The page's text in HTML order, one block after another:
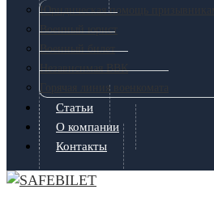
Юридическая помощь призывникам
Военный юрист
Военный билет
Независимая ВВК
Горячая линия военкомата
Статьи
О компании
Контакты